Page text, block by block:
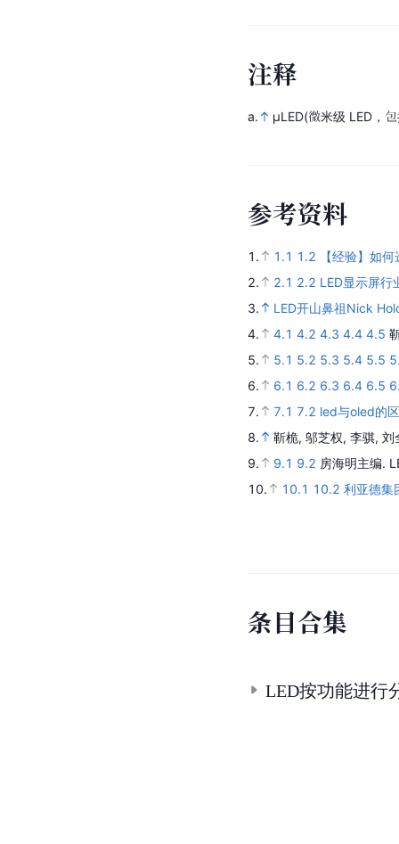
注释
a. μLED(微米级 LED，
参考资料
1. 1.1 1.2
【经验】如
2.
2.1 2.2 LED显示屏行
3.
LED开山鼻祖Nick
4.
4.1 4.2 4.3 4.4 4.5
5.
5.1 5.2 5.3 5.4 5.5
6.
6.1 6.2 6.3 6.4 6.5
7.
7.1 7.2 led与oled的
8.
靳桅, 邬芝权, 李骐,
9.
9.1 9.2 房海明主编.
10.
10.1 10.2 利亚德集
条目合集
LED按功能进行